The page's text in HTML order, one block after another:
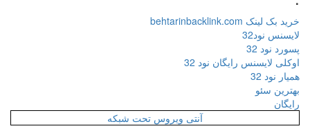
خرید بک لینک behtarinbacklink.com
لایسنس نود32
پسورد نود 32
اوکلی لایسنس رایگان نود 32
همیار نود 32
بهترین سئو
رایگان
آنتی ویروس تحت شبکه